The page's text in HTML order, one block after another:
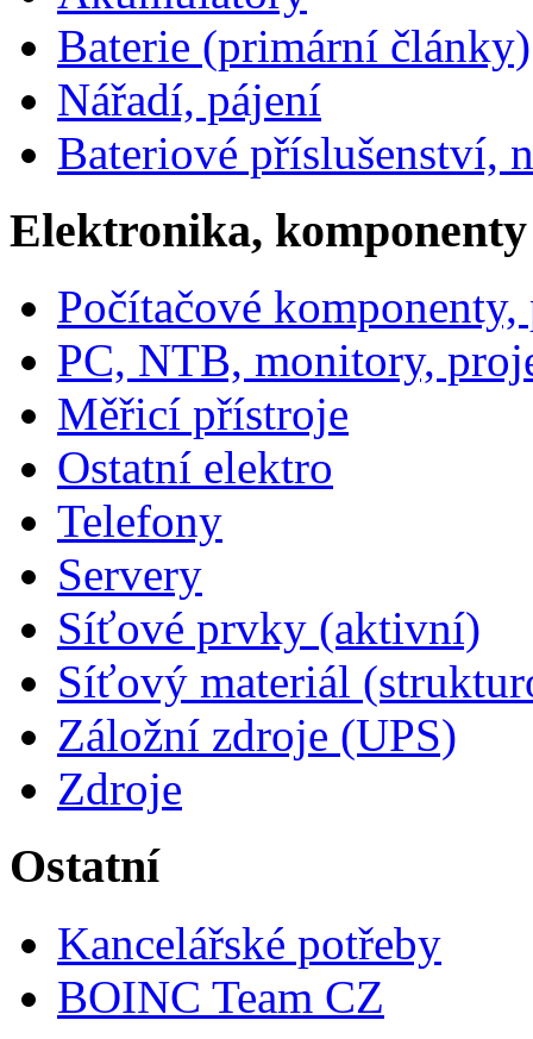
Baterie (primární články)
Nářadí, pájení
Bateriové příslušenství,
Elektronika, komponenty
Počítačové
PC, NTB, monitory,
Měřicí přístroje
Ostatní elektro
Telefony
Servery
Síťové prvky (aktivní)
Síťový materiál
Záložní zdroje (UPS)
Zdroje
Ostatní
Kancelářské potřeby
BOINC Team CZ